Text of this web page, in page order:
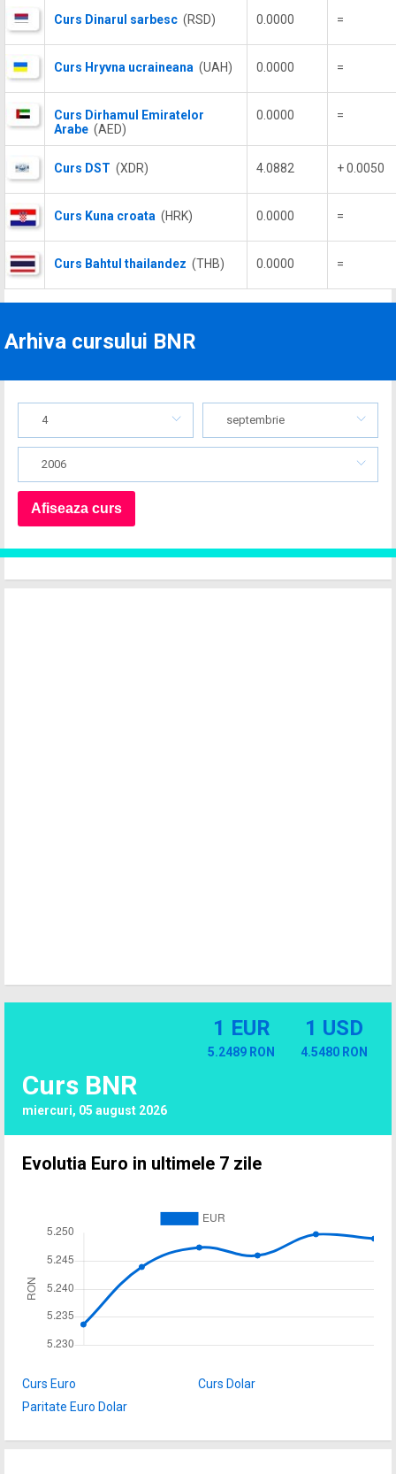
Curs Dinarul sarbesc (RSD) 0.0000 =
Curs Hryvna ucraineana (UAH) 0.0000 =
Curs Dirhamul Emiratelor
Arabe (AED)
0.0000 =
Curs DST (XDR) 4.0882 + 0.0050
Curs Kuna croata (HRK) 0.0000 =
Curs Bahtul thailandez (THB) 0.0000 =
Arhiva cursului BNR
4 septembrie
2006
Curs BNR
miercuri, 05 august 2026
1 EUR
5.2489 RON
1 USD
4.5480 RON
Evolutia Euro in ultimele 7 zile
Curs Euro
Curs Dolar
Paritate Euro Dolar